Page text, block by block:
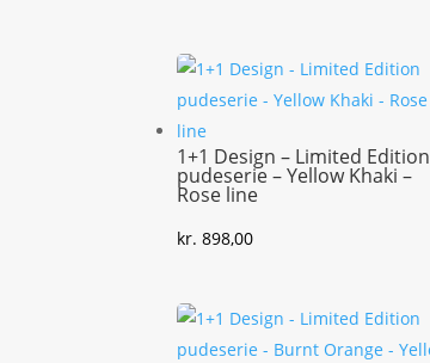
kr. 825,00
1+1 Design – Limited Edition
pudeserie – Yellow Khaki –
Rose line
kr. 898,00